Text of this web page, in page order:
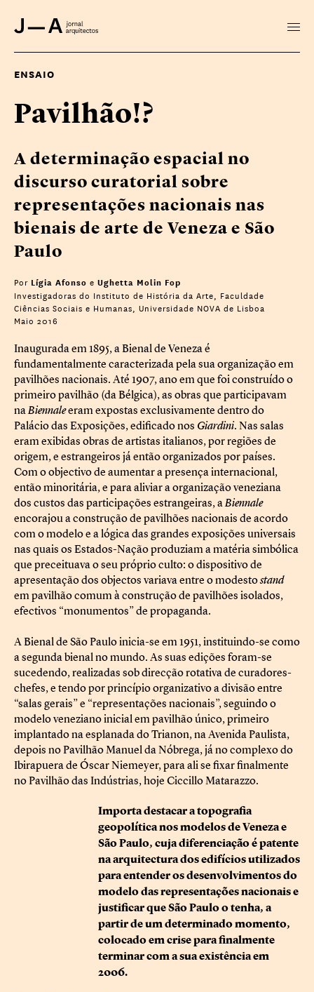
ENSAIO
Pavilhão!?
A determinação espacial no
discurso curatorial sobre
representações nacionais nas
bienais de arte de Veneza e São
Paulo
Por Lígia Afonso e Ughetta Molin Fop
Investigadoras do Instituto de História da Arte, Faculdade
Ciências Sociais e Humanas, Universidade NOVA de Lisboa
Maio 2016
Inaugurada em 1895, a Bienal de Veneza é
fundamentalmente caracterizada pela sua organização em
pavilhões nacionais. Até 1907, ano em que foi construído o
primeiro pavilhão (da Bélgica), as obras que participavam
naBiennaleeram expostas exclusivamente dentro do
Palácio das Exposições, edificado nos Giardini. Nas salas
eram exibidas obras de artistas italianos, por regiões de
origem, e estrangeiros já então organizados por países.
Com o objectivo de aumentar a presença internacional,
então minoritária, e para aliviar a organização veneziana
dos custos das participações estrangeiras, aBiennale
encorajou a construção de pavilhões nacionais de acordo
com o modelo e a lógica das grandes exposições universais
nas quais os Estados-Nação produziam a matéria simbólica
que preceituava o seu próprio culto: o dispositivo de
apresentação dos objectos variava entre o modestostand
em pavilhão comum à construção de pavilhões isolados,
efectivos “monumentos” de propaganda.
A Bienal de São Paulo inicia-se em 1951, instituindo-se como
a segunda bienal no mundo. As suas edições foram-se
sucedendo, realizadas sob direcção rotativa de curadores-
chefes, e tendo por princípio organizativo a divisão entre
“salas gerais” e “representações nacionais”, seguindo o
modelo veneziano inicial em pavilhão único, primeiro
implantado na esplanada do Trianon, na Avenida Paulista,
depois no Pavilhão Manuel da Nóbrega, já no complexo do
Ibirapuera de Óscar Niemeyer, para ali se fixar finalmente
no Pavilhão das Indústrias, hoje Ciccillo Matarazzo.
Importa destacar a topografia
geopolítica nos modelos de Veneza e
São Paulo, cuja diferenciação é patente
na arquitectura dos edifícios utilizados
para entender os desenvolvimentos do
modelo das representações nacionais e
justificar que São Paulo o tenha, a
partir de um determinado momento,
colocado em crise para finalmente
terminar com a sua existência em
2006.